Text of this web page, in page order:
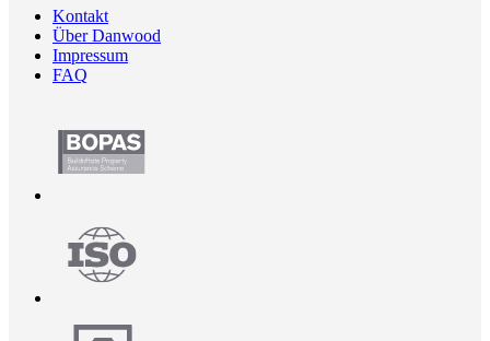
Kontakt
Über Danwood
Impressum
FAQ